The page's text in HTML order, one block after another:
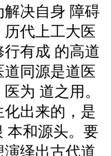
决自身 障碍
代上工大医
有成 的高道
同源是道医
为 道之用。
出来的，是
本和源头。要
绎出古代道